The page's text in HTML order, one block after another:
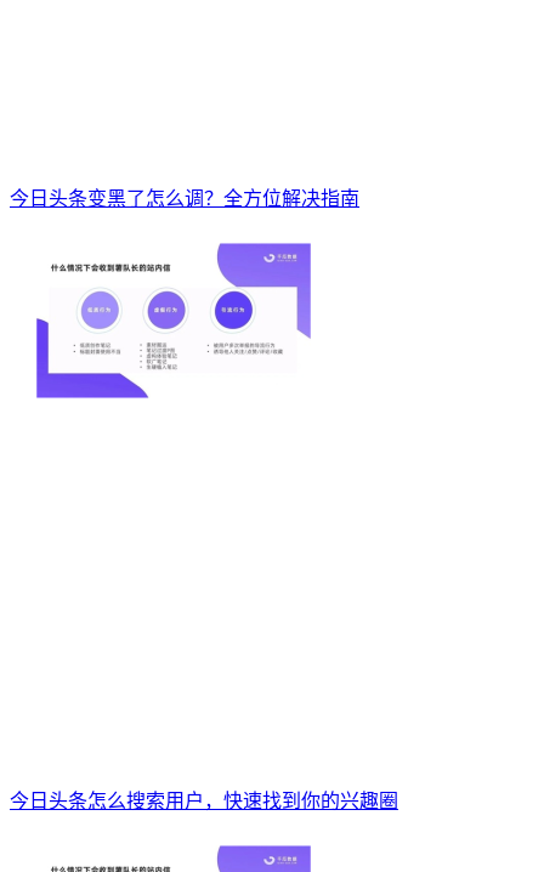
今日头条变黑了怎么调？全方位解决指南
今日头条怎么搜索用户，快速找到你的兴趣圈